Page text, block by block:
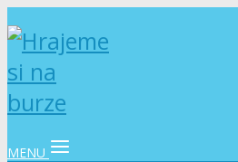
MENU